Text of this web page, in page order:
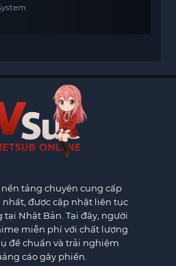
nền tảng chuyên cung cấp
được cập nhật liên tục
tại Nhật Bản. Tại đây, người
miễn phí với chất lượng
đề chuẩn và trải nghiệm
cáo gây phiền.